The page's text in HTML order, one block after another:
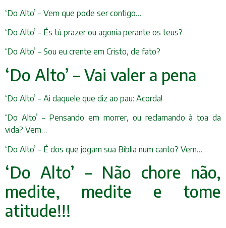
‘Do Alto’ – Vem que pode ser contigo…
‘Do Alto’ – És tú prazer ou agonia perante os teus?
‘Do Alto’ – Sou eu crente em Cristo, de fato?
‘Do Alto’ – Vai valer a pena
‘Do Alto’ – Ai daquele que diz ao pau: Acorda!
‘Do Alto’ – Pensando em morrer, ou reclamando à toa da
vida? Vem…
‘Do Alto’ – É dos que jogam sua Bíblia num canto? Vem…
‘Do Alto’ – Não chore não,
medite, medite e tome
atitude!!!